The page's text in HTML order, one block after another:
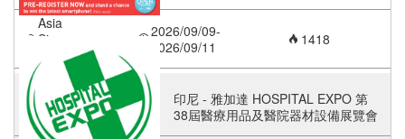
Asia
Singapore
Marina Bay
2026/09/09-
2026/09/11
1418
印尼 - 雅加達 HOSPITAL EXPO 第
38屆醫療用品及醫院器材設備展覽會